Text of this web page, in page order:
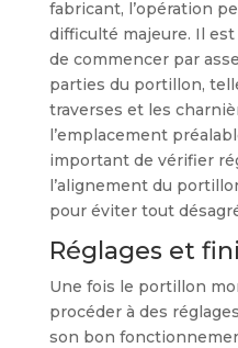
fabricant, l’opération
difficulté majeure. Il
de commencer par
parties du portillon,
traverses et les
l’emplacement
important de vérifier
l’alignement du
pour éviter tout
Réglages et
Une fois le portillon
procéder à des
son bon